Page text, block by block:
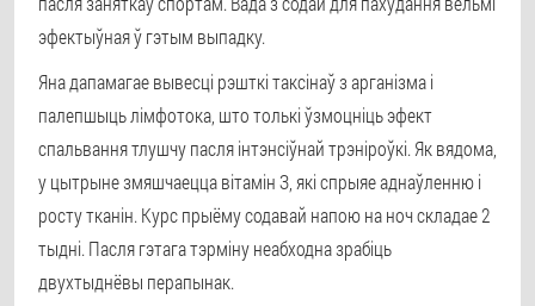
эфектыўная ў гэтым выпадку.
Яна дапамагае вывесці рэшткі таксінаў з арганізма і
палепшыць лімфотока, што толькі ўзмоцніць эфект
спальвання тлушчу пасля інтэнсіўнай трэніроўкі. Як вядома,
у цытрыне змяшчаецца вітамін З, які спрыяе аднаўленню і
росту тканін. Курс прыёму содавай напою на ноч складае 2
тыдні. Пасля гэтага тэрміну неабходна зрабіць
двухтыднёвы перапынак.